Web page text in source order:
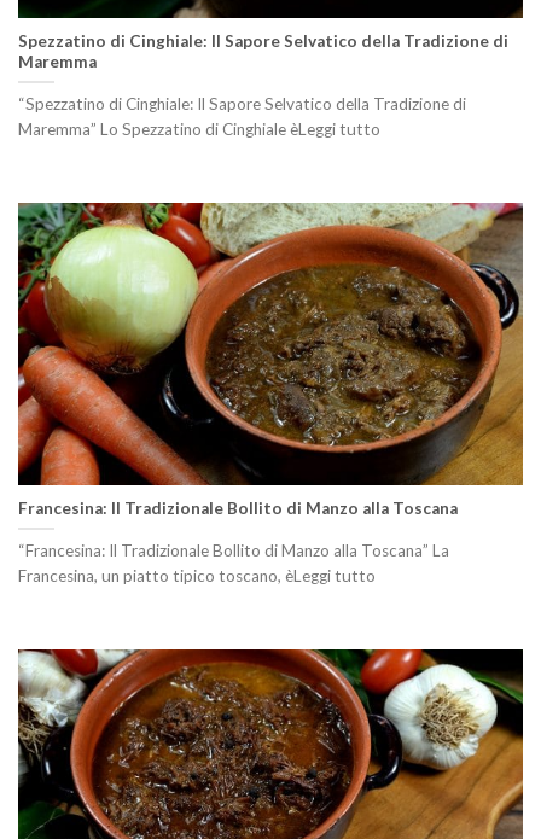
Spezzatino di Cinghiale: Il Sapore Selvatico della Tradizione di
Maremma
“Spezzatino di Cinghiale: Il Sapore Selvatico della Tradizione di
Maremma” Lo Spezzatino di Cinghiale èLeggi tutto
Francesina: Il Tradizionale Bollito di Manzo alla Toscana
“Francesina: Il Tradizionale Bollito di Manzo alla Toscana” La
Francesina, un piatto tipico toscano, èLeggi tutto